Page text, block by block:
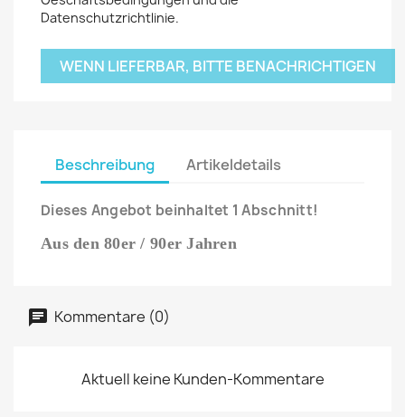
Datenschutzrichtlinie.
WENN LIEFERBAR, BITTE BENACHRICHTIGEN
Beschreibung Artikeldetails
Dieses Angebot beinhaltet 1 Abschnitt!
Aus den 80er / 90er Jahren
Kommentare (0)
Aktuell keine Kunden-Kommentare